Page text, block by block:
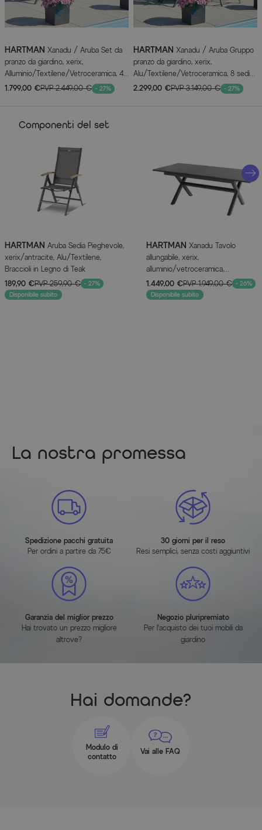
Colore Schwarz
MAGGIORI INFORMAZIONI QUI
HARTMAN Xanadu / Aruba Set da
pranzo da giardino, xerix,
Alluminio/Textilene/Vetroceramica, 4
sedie pieghevoli, 160/220x100cm
1.799,00 €PVP2.449,00 € - 27%
HARTMAN Xanadu / Aruba Gruppo
pranzo da giardino, xerix,
Alu/Textilene/Vetroceramica, 8 sedie
pieghevoli, 160/220x100cm
2.299,00 €PVP3.149,00 € - 27%
Componenti del set
HARTMAN Aruba Sedia Pieghevole,
xerix/antracite, Alu/Textilene,
Braccioli in Legno di Teak
189,90 €PVP259,90 € - 27%
Disponibile subito
HARTMAN Xanadu Tavolo
allungabile, xerix,
alluminio/vetroceramica,
160/220x100cm, struttura a X
1.449,00 €PVP1.949,00 € - 26%
Disponibile subito
La nostra promessa
Spedizione pacchi gratuita
Per ordini a partire da 75€
30 giorni per il reso
Resi semplici, senza costi aggiuntivi
Garanzia del miglior prezzo
Hai trovato un prezzo migliore
altrove?
Negozio pluripremiato
Per l'acquisto dei tuoi mobili da
giardino
Hai domande?
Modulo di
contatto
Vai alle FAQ